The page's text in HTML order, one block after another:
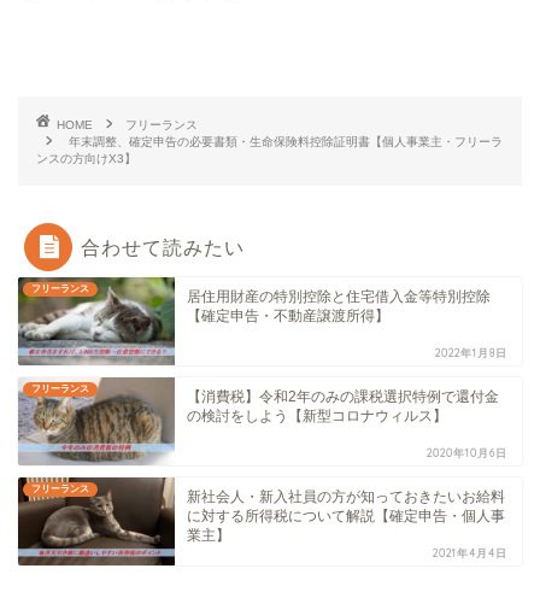
HOME
フリーランス
年末調整、確定申告の必要書類・生命保険料控除証明書【個人事業主・フリーラ
ンスの方向けX3】
合わせて読みたい
フリーランス
居住用財産の特別控除と住宅借入金等特別控除
【確定申告・不動産譲渡所得】
2022年1月8日
フリーランス
【消費税】令和2年のみの課税選択特例で還付金
の検討をしよう【新型コロナウィルス】
2020年10月6日
フリーランス
新社会人・新入社員の方が知っておきたいお給料
に対する所得税について解説【確定申告・個人事
業主】
2021年4月4日